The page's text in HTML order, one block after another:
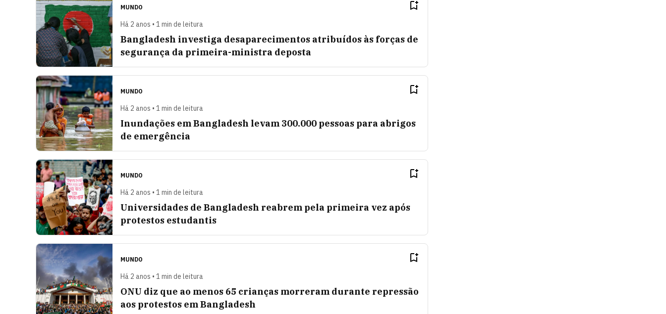
MUNDO
Há 2 anos • 1 min de leitura
Bangladesh investiga desaparecimentos atribuídos às forças de
segurança da primeira-ministra deposta
MUNDO
Há 2 anos • 1 min de leitura
Inundações em Bangladesh levam 300.000 pessoas para abrigos
de emergência
MUNDO
Há 2 anos • 1 min de leitura
Universidades de Bangladesh reabrem pela primeira vez após
protestos estudantis
MUNDO
Há 2 anos • 1 min de leitura
ONU diz que ao menos 65 crianças morreram durante repressão
aos protestos em Bangladesh